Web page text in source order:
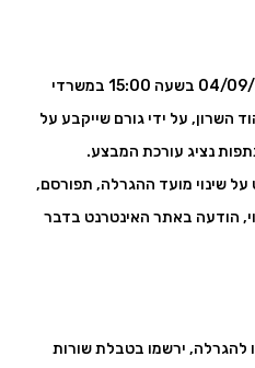
8.1. ההגרלה תיערך ביום 04/09/2021 בשעה 15:00 במשרדי
המבצע ברח' הנגר 24 בהוד השרון, על ידי גורם שייקבע על
נציג עורכת המבצע.
על שינוי מועד ההגרלה, תפורסם,
הודעה באתר האינטרנט בדבר
להגרלה, ירשמו בטבלת שורות